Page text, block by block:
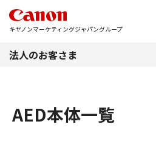
キヤノンマーケティングジャパングループ
法人のお客さま
AED本体一覧